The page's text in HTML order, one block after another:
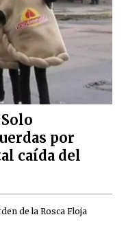
por
caída del
de la Rosca Floja